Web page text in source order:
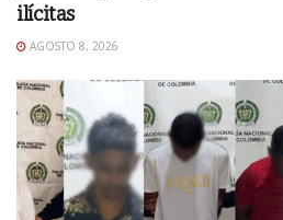
ilícitas
AGOSTO 8, 2026